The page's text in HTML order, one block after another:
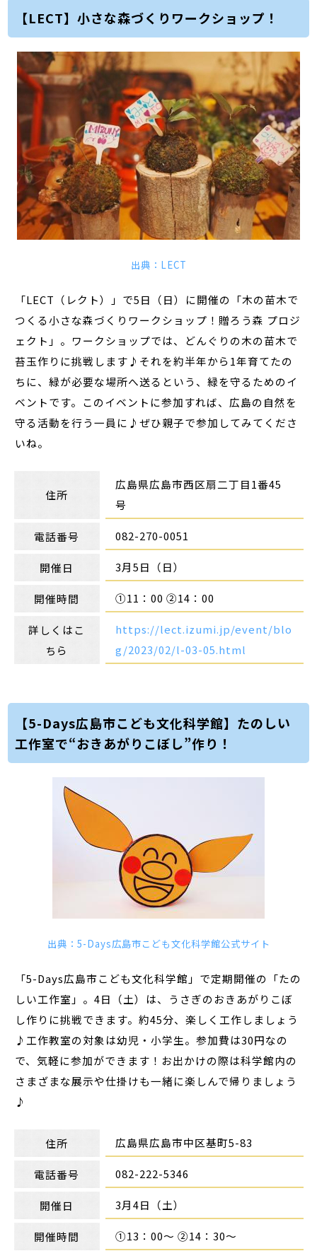
【LECT】小さな森づくりワークショップ！
出典：LECT
「LECT（レクト）」で5日（日）に開催の「木の苗木で
つくる小さな森づくりワークショップ！贈ろう森 プロジ
ェクト」。ワークショップでは、どんぐりの木の苗木で
苔玉作りに挑戦します♪それを約半年から1年育てたの
ちに、緑が必要な場所へ送るという、緑を守るためのイ
ベントです。このイベントに参加すれば、広島の自然を
守る活動を行う一員に♪ぜひ親子で参加してみてくださ
いね。
住所
広島県広島市西区扇二丁目1番45
号
電話番号 082-270-0051
開催日 3月5日（日）
開催時間 ①11：00 ②14：00
詳しくはこ
ちら
https://lect.izumi.jp/event/blo
g/2023/02/l-03-05.html
【5-Days広島市こども文化科学館】たのしい
工作室で“おきあがりこぼし”作り！
出典：5-Days広島市こども文化科学館公式サイト
「5-Days広島市こども文化科学館」で定期開催の「たの
しい工作室」。4日（土）は、うさぎのおきあがりこぼ
し作りに挑戦できます。約45分、楽しく工作しましょう
♪工作教室の対象は幼児・小学生。参加費は30円なの
で、気軽に参加ができます！お出かけの際は科学館内の
さまざまな展示や仕掛けも一緒に楽しんで帰りましょう
♪
住所 広島県広島市中区基町5-83
電話番号 082-222-5346
開催日 3月4日（土）
開催時間 ①13：00～ ②14：30～